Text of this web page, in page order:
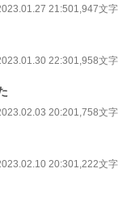
21:501,947文字
22:301,958文字
20:201,758文字
20:301,222文字